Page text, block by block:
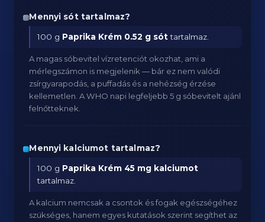
Mennyi sót tartalmaz?
100 g Paprika Krém 0.52 g sóttartalmaz.
A magas sóbevitel vízretenciót okozhat, ami a
mérlegszámon is megjelenik — bár ez nem valódi
zsírgyarapodás, a puffadás és a nehézség érzése
kellemetlen. A WHO napi legfeljebb 5 g sóbevitelt ajánl
felnőtteknek.
Mennyi kalciumot tartalmaz?
100 g Paprika Krém 45 mg kalciumot
tartalmaz.
A kalcium nemcsak a csontok és fogak egészségéhez
szükséges, hanem egyes kutatások szerint segíthet az